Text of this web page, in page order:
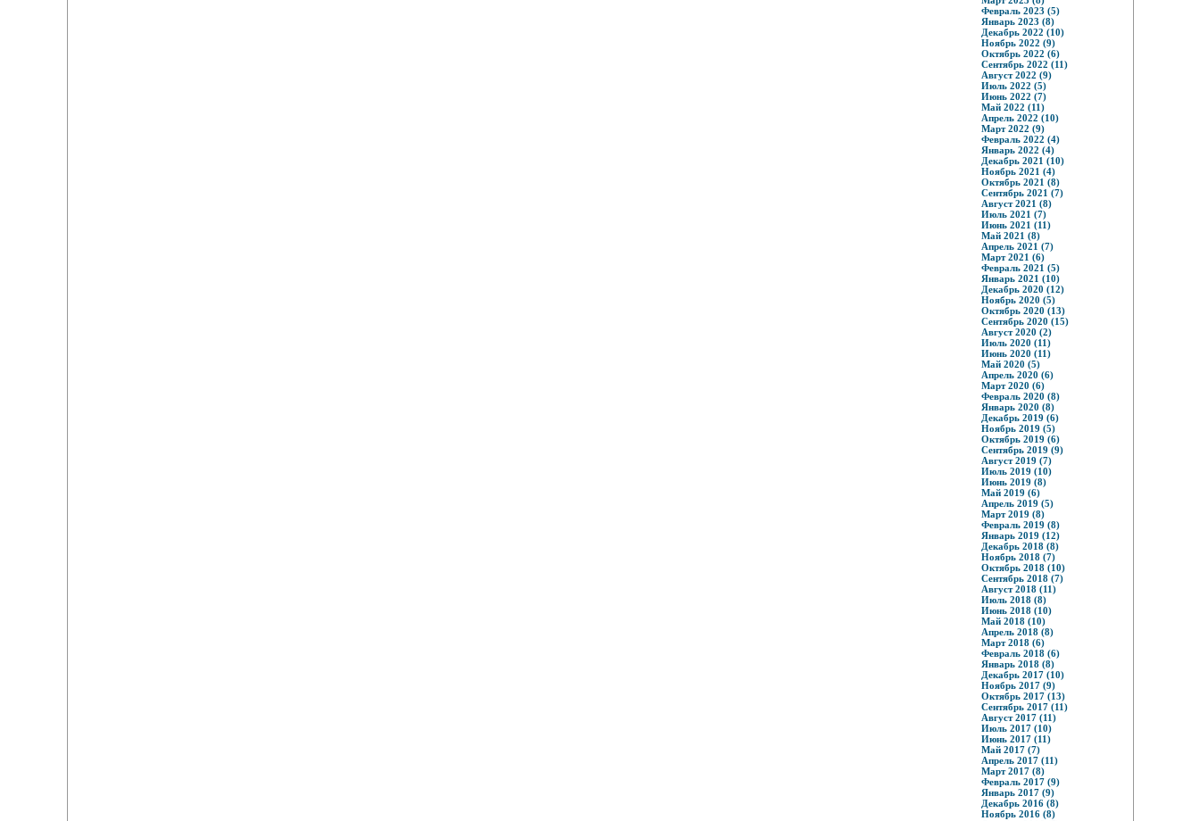
Февраль 2023 (5)
Январь 2023 (8)
Декабрь 2022 (10)
Ноябрь 2022 (9)
Октябрь 2022 (6)
Сентябрь 2022 (11)
Август 2022 (9)
Июль 2022 (5)
Июнь 2022 (7)
Май 2022 (11)
Апрель 2022 (10)
Март 2022 (9)
Февраль 2022 (4)
Январь 2022 (4)
Декабрь 2021 (10)
Ноябрь 2021 (4)
Октябрь 2021 (8)
Сентябрь 2021 (7)
Август 2021 (8)
Июль 2021 (7)
Июнь 2021 (11)
Май 2021 (8)
Апрель 2021 (7)
Март 2021 (6)
Февраль 2021 (5)
Январь 2021 (10)
Декабрь 2020 (12)
Ноябрь 2020 (5)
Октябрь 2020 (13)
Сентябрь 2020 (15)
Август 2020 (2)
Июль 2020 (11)
Июнь 2020 (11)
Май 2020 (5)
Апрель 2020 (6)
Март 2020 (6)
Февраль 2020 (8)
Январь 2020 (8)
Декабрь 2019 (6)
Ноябрь 2019 (5)
Октябрь 2019 (6)
Сентябрь 2019 (9)
Август 2019 (7)
Июль 2019 (10)
Июнь 2019 (8)
Май 2019 (6)
Апрель 2019 (5)
Март 2019 (8)
Февраль 2019 (8)
Январь 2019 (12)
Декабрь 2018 (8)
Ноябрь 2018 (7)
Октябрь 2018 (10)
Сентябрь 2018 (7)
Август 2018 (11)
Июль 2018 (8)
Июнь 2018 (10)
Май 2018 (10)
Апрель 2018 (8)
Март 2018 (6)
Февраль 2018 (6)
Январь 2018 (8)
Декабрь 2017 (10)
Ноябрь 2017 (9)
Октябрь 2017 (13)
Сентябрь 2017 (11)
Август 2017 (11)
Июль 2017 (10)
Июнь 2017 (11)
Май 2017 (7)
Апрель 2017 (11)
Март 2017 (8)
Февраль 2017 (9)
Январь 2017 (9)
Декабрь 2016 (8)
Ноябрь 2016 (8)